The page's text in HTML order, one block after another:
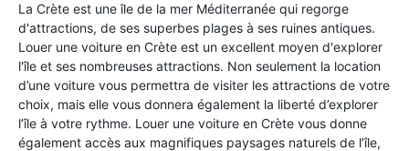
La Crète est une île de la mer Méditerranée qui regorge
d'attractions, de ses superbes plages à ses ruines antiques.
Louer une voiture en Crète est un excellent moyen d'explorer
l'île et ses nombreuses attractions. Non seulement la location
d’une voiture vous permettra de visiter les attractions de votre
choix, mais elle vous donnera également la liberté d’explorer
l’île à votre rythme. Louer une voiture en Crète vous donne
également accès aux magnifiques paysages naturels de l’île,